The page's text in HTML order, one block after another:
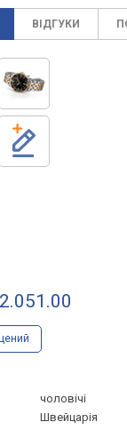
ВІДГУКИ
чоловічі
Швейцарія